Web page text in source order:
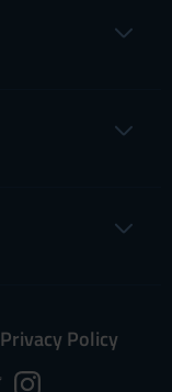
Privacy Policy